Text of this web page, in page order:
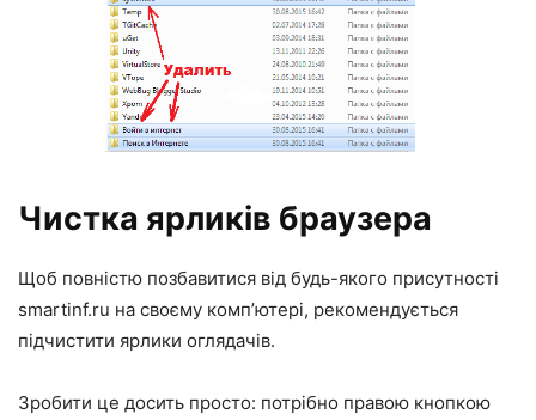
Чистка ярликів браузера
Щоб повністю позбавитися від будь-якого присутності
smartinf.ru на своєму комп’ютері, рекомендується
підчистити ярлики оглядачів.
Зробити це досить просто: потрібно правою кнопкою